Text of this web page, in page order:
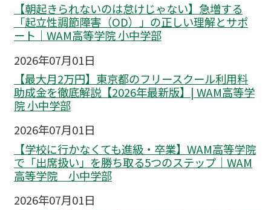
【朝起きられないのは怠けじゃない】急増する
「起立性調節障害（OD）」の正しい理解とサポ
ート｜WAM高等学院 小中学部
2026年07月01日
【最大月2万円】東京都のフリースクール利用料
助成金を徹底解説【2026年最新版】| WAM高等学
院 小中学部
2026年07月01日
【学校に行かなくても進級・卒業】WAM高等学院
で「出席扱い」を勝ち取る5つのステップ｜WAM
高等学院 小中学部
2026年07月01日